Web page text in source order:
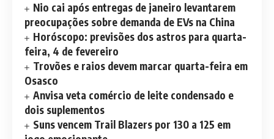
Nio cai após entregas de janeiro levantarem
preocupações sobre demanda de EVs na China
Horóscopo: previsões dos astros para quarta-
feira, 4 de fevereiro
Trovões e raios devem marcar quarta-feira em
Osasco
Anvisa veta comércio de leite condensado e
dois suplementos
Suns vencem Trail Blazers por 130 a 125 em